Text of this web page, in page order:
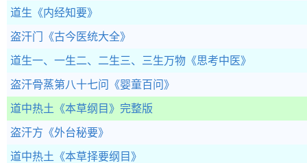
道生 《内经知要》
盗汗门 《古今医统大全》
道生一、一生二、二生三、三生万物 《思考中医》
盗汗骨蒸第八十七问 《婴童百问》
道中热土 《本草纲目》完整版
盗汗方 《外台秘要》
道中热土 《本草择要纲目》